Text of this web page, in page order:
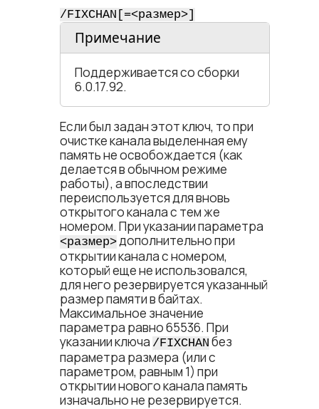
/FIXCHAN[=<​размер​>]
Примечание
Поддерживается со сборки
6.0.17.92.
Если был задан этот ключ, то при
очистке канала выделенная ему
память не освобождается (как
делается в обычном режиме
работы), а впоследствии
переиспользуется для вновь
открытого канала с тем же
номером. При указании параметра
<​размер​> дополнительно при
открытии канала с номером,
который еще не использовался,
для него резервируется указанный
размер памяти в байтах.
Максимальное значение
параметра равно 65536. При
указании ключа /FIXCHAN без
параметра размера (или с
параметром, равным 1) при
открытии нового канала память
изначально не резервируется.